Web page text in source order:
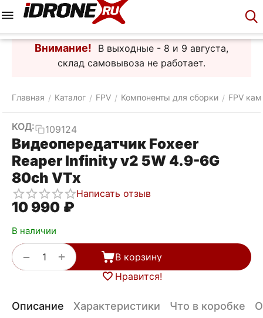
Внимание!
В выходные - 8 и 9 августа,
склад самовывоза не работает.
Главная / Каталог / FPV / Компоненты для сборки / FPV
КОД: 109124
Видеопередатчик Foxeer
Reaper Infinity v2 5W 4.9-6G
80ch VTx
Написать отзыв
10 990 ₽
В наличии
+
−
В корзину
Нравится!
Описание Характеристики Что в коробке
Корзина